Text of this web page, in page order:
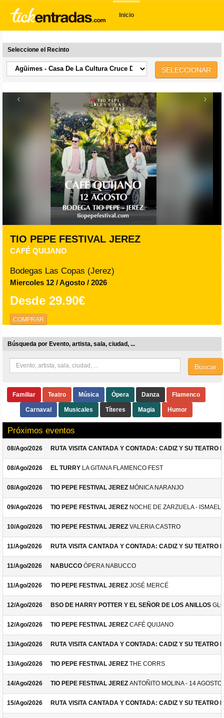
Inicio
Seleccione el Recinto
SELECCIONAR
‹ ›
TIO PEPE FESTIVAL JEREZ
CAFÉ QUIJANO
Bodegas Las Copas (Jerez)
Miercoles 12 / Agosto / 2026
Desde 29.90€
COMPRAR
Búsqueda por Evento, artista, sala, ciudad, ...
Buscar
Familiar Teatro Música Ópera Danza Flamenco
Carnaval Musicales Títeres Magia Humor
Próximos eventos
08/Ago/2026 RUTA VISITA CANTADA Y CONTADA: CADIZ Y SU TEATRO
08/Ago/2026 EL TURRY LA GITANA FLAMENCO FEST
08/Ago/2026 TIO PEPE FESTIVAL JEREZ MÓNICA NARANJO
09/Ago/2026 TIO PEPE FESTIVAL JEREZ NOCHE DE ZARZUELA -
10/Ago/2026 TIO PEPE FESTIVAL JEREZ VALERIA CASTRO
11/Ago/2026 RUTA VISITA CANTADA Y CONTADA: CADIZ Y SU TEATRO
11/Ago/2026 NABUCCO ÓPERA NABUCCO
11/Ago/2026 TIO PEPE FESTIVAL JEREZ JOSÉ MERCÉ
12/Ago/2026 BSO DE HARRY POTTER Y EL SEÑOR DE LOS ANILLOS
12/Ago/2026 TIO PEPE FESTIVAL JEREZ CAFÉ QUIJANO
13/Ago/2026 RUTA VISITA CANTADA Y CONTADA: CADIZ Y SU TEATRO
13/Ago/2026 TIO PEPE FESTIVAL JEREZ THE CORRS
14/Ago/2026 TIO PEPE FESTIVAL JEREZ ANTOÑITO MOLINA - 14 AGOSTO
15/Ago/2026 RUTA VISITA CANTADA Y CONTADA: CADIZ Y SU TEATRO